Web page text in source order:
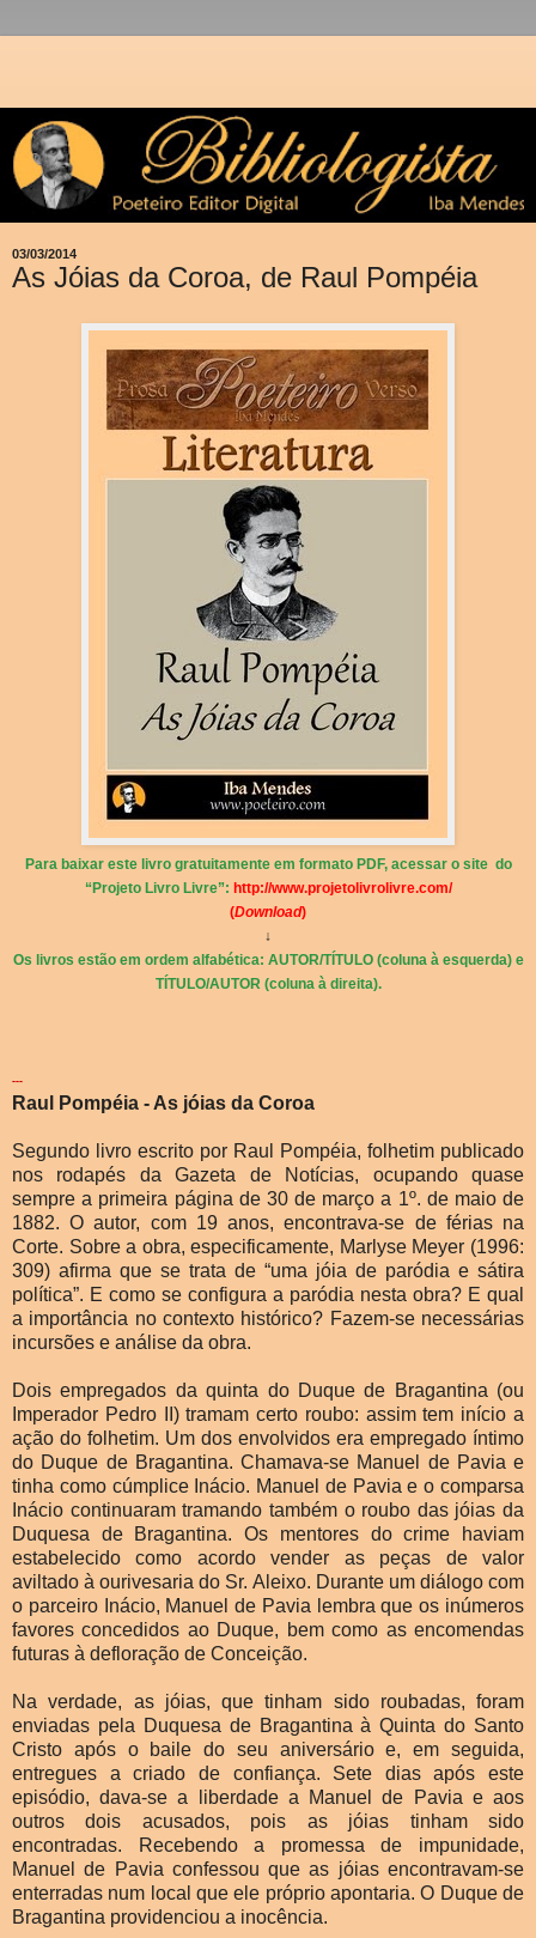
03/03/2014
As Jóias da Coroa, de Raul Pompéia
Para baixar este livro gratuitamente em formato PDF, acessar o site do
“Projeto Livro Livre”: http://www.projetolivrolivre.com/
(Download)
↓
Os livros estão em ordem alfabética: AUTOR/TÍTULO (coluna à esquerda) e
TÍTULO/AUTOR (coluna à direita).
---
Raul Pompéia - As jóias da Coroa
Segundo livro escrito por Raul Pompéia, folhetim publicado
nos rodapés da Gazeta de Notícias, ocupando quase
sempre a primeira página de 30 de março a 1º. de maio de
1882. O autor, com 19 anos, encontrava-se de férias na
Corte. Sobre a obra, especificamente, Marlyse Meyer (1996:
309) afirma que se trata de “uma jóia de paródia e sátira
política”. E como se configura a paródia nesta obra? E qual
a importância no contexto histórico? Fazem-se necessárias
incursões e análise da obra.
Dois empregados da quinta do Duque de Bragantina (ou
Imperador Pedro II) tramam certo roubo: assim tem início a
ação do folhetim. Um dos envolvidos era empregado íntimo
do Duque de Bragantina. Chamava-se Manuel de Pavia e
tinha como cúmplice Inácio. Manuel de Pavia e o comparsa
Inácio continuaram tramando também o roubo das jóias da
Duquesa de Bragantina. Os mentores do crime haviam
estabelecido como acordo vender as peças de valor
aviltado à ourivesaria do Sr. Aleixo. Durante um diálogo com
o parceiro Inácio, Manuel de Pavia lembra que os inúmeros
favores concedidos ao Duque, bem como as encomendas
futuras à defloração de Conceição.
Na verdade, as jóias, que tinham sido roubadas, foram
enviadas pela Duquesa de Bragantina à Quinta do Santo
Cristo após o baile do seu aniversário e, em seguida,
entregues a criado de confiança. Sete dias após este
episódio, dava-se a liberdade a Manuel de Pavia e aos
outros dois acusados, pois as jóias tinham sido
encontradas. Recebendo a promessa de impunidade,
Manuel de Pavia confessou que as jóias encontravam-se
enterradas num local que ele próprio apontaria. O Duque de
Bragantina providenciou a inocência.